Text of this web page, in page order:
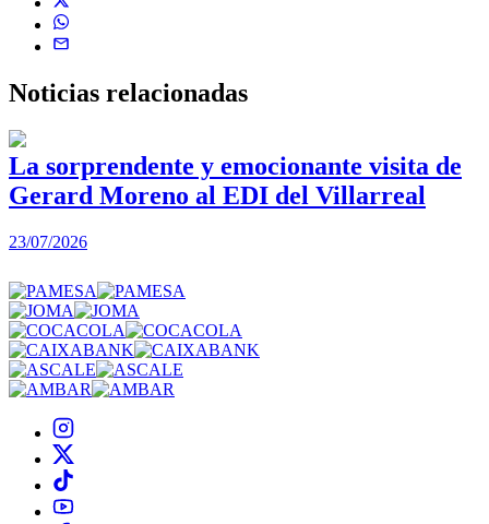
Noticias relacionadas
La sorprendente y emocionante visita de
Gerard Moreno al EDI del Villarreal
23/07/2026